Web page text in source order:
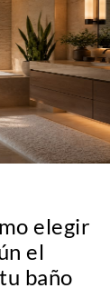
elegir
el
baño